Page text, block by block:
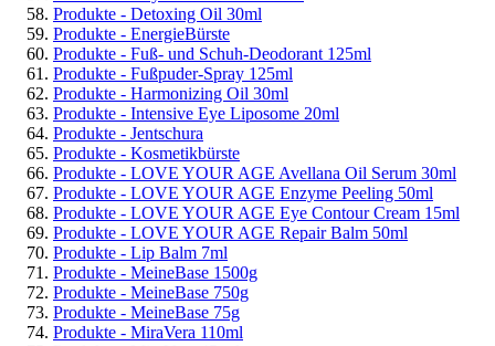
Produkte - Detoxing Oil 30ml
Produkte - EnergieBürste
Produkte - Fuß- und Schuh-Deodorant 125ml
Produkte - Fußpuder-Spray 125ml
Produkte - Harmonizing Oil 30ml
Produkte - Intensive Eye Liposome 20ml
Produkte - Jentschura
Produkte - Kosmetikbürste
Produkte - LOVE YOUR AGE Avellana Oil Serum 30ml
Produkte - LOVE YOUR AGE Enzyme Peeling 50ml
Produkte - LOVE YOUR AGE Eye Contour Cream 15ml
Produkte - LOVE YOUR AGE Repair Balm 50ml
Produkte - Lip Balm 7ml
Produkte - MeineBase 1500g
Produkte - MeineBase 750g
Produkte - MeineBase 75g
Produkte - MiraVera 110ml